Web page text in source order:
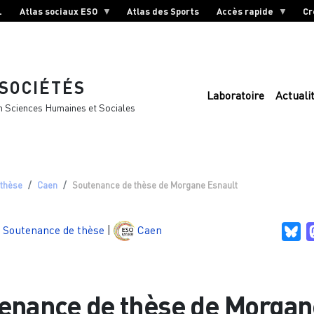
Atlas sociaux ESO Atlas des Sports Accès rapide
Humaines et Sociales
Laboratoire
Caen Soutenance de thèse de Morgane Esnault
Soutenance de thèse |
Caen
de thèse de